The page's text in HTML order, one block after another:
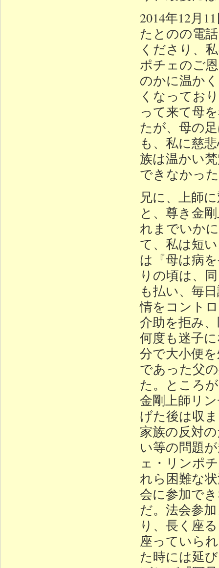
2014年12月
たとのの電
くださり、
ポチェのご
のかに温か
くなってお
って来て母
たが、母の
も、私に慈
族は温かい
できなかっ
兄に、上師
と、尊き金
れまでいか
て、私は短
は『母は病
りの頃は、
も払い、毎
情をコント
介助を拒み
何度も迷子
分で大小便
であった父
た。ところ
金剛上師リ
げた後は収
家族の反対
い等の問題
ェ・リンポ
れら困難な
会に参加で
だ。法会参
り、長く座
座っていら
た時には延